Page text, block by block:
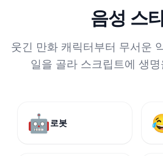
음성 스
웃긴 만화 캐릭터부터 무서운
일을 골라 스크립트에 생
🤖 로봇